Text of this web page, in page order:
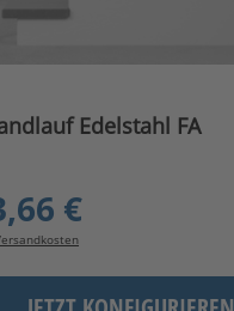
Edelstahl FA
€